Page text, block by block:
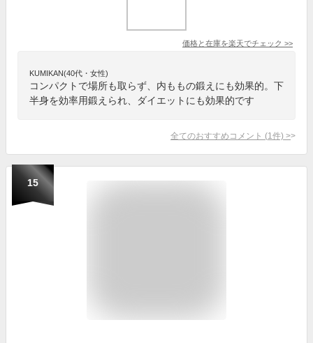
価格と在庫を楽天でチェック >>
KUMIKAN(40代・女性)
コンパクトで場所も取らず、内ももの鍛えにも効果的。下
半身を効率用鍛えられ、ダイエットにも効果的です
全てのおすすめコメント (1 件) >
15